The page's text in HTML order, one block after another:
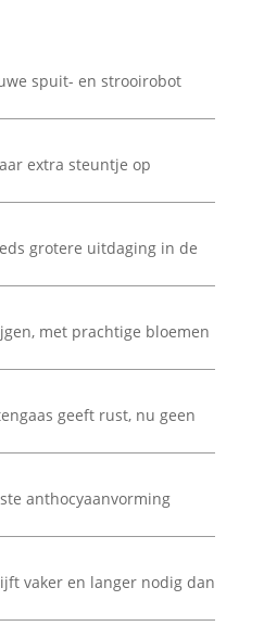
spuit- en strooirobot
extra steuntje op
grotere uitdaging in de
met prachtige bloemen
geeft rust, nu geen
anthocyaanvorming
vaker en langer nodig dan